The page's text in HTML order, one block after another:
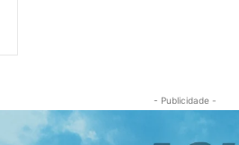
- Publicidade -